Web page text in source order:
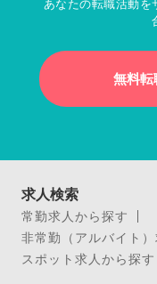
あなたの転職活動を
無料転
求人検索
常勤求人から探す
非常勤（アルバイト
スポット求人から探す